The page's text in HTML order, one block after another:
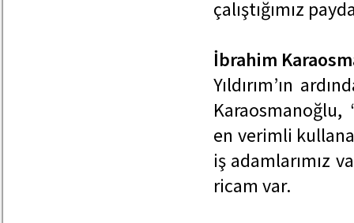
çalıştığımız
İbrahim
Yıldırım’ın
en verimli
iş adamlarımız
ricam var.